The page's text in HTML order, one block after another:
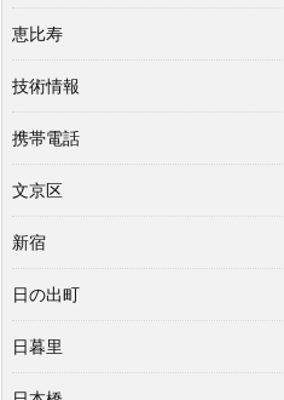
恵比寿
技術情報
携帯電話
文京区
新宿
日の出町
日暮里